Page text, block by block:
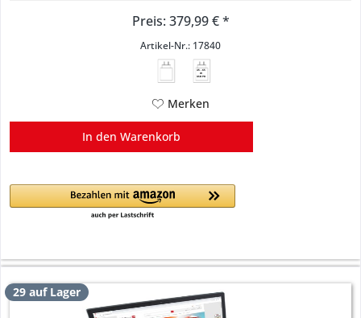
Preis: 379,99 € *
Artikel-Nr.: 17840
45 - 65
W
USB PD
Merken
In den Warenkorb
29 auf Lager